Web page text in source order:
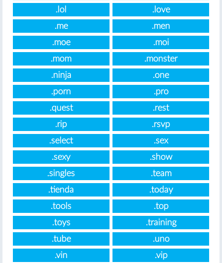
.lol
.love
.me
.men
.moe
.moi
.mom
.monster
.ninja
.one
.porn
.pro
.quest
.rest
.rip
.rsvp
.select
.sex
.sexy
.show
.singles
.team
.tienda
.today
.tools
.top
.toys
.training
.tube
.uno
.vin
.vip